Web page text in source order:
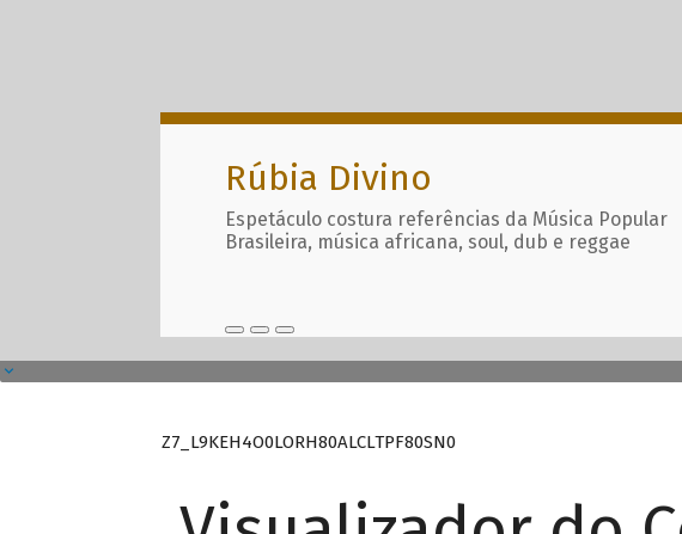
Rúbia Divino
Espetáculo costura referências da Música Popular
Brasileira, música africana, soul, dub e reggae
Z7_L9KEH4O0LORH80ALCLTPF80SN0